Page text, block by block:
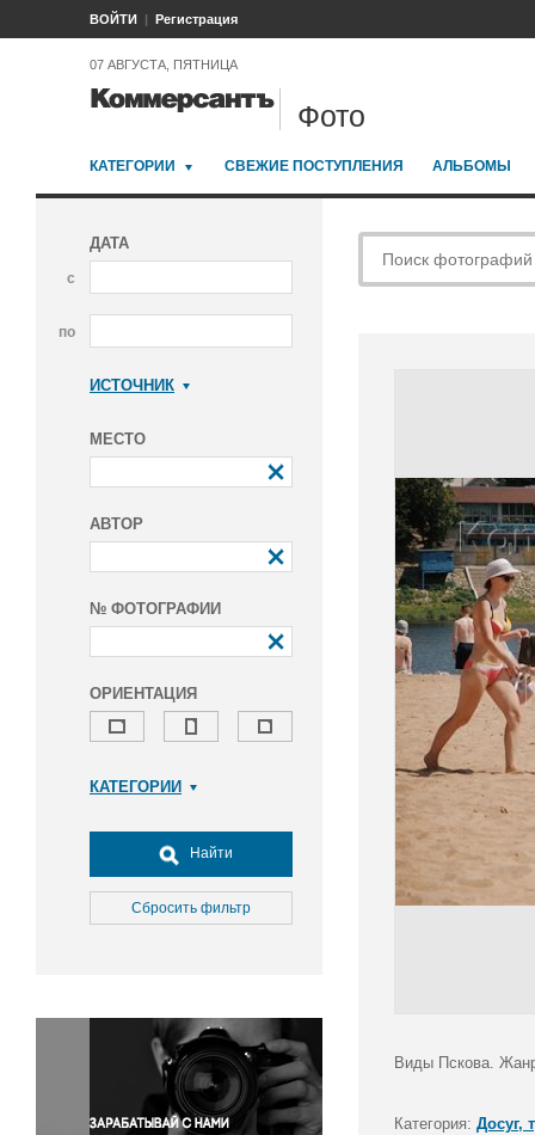
ВОЙТИ Регистрация
07 АВГУСТА, ПЯТНИЦА
Фото
КАТЕГОРИИ СВЕЖИЕ ПОСТУПЛЕНИЯ АЛЬБОМЫ
ДАТА
с
по
ИСТОЧНИК
МЕСТО
АВТОР
№ ФОТОГРАФИИ
ОРИЕНТАЦИЯ
КАТЕГОРИИ
Досуг, туризм и отдых
Культура
Медицина
Окружающая среда
Политика
Правосудие
Происшествия и конфликты
Найти
Сбросить фильтр
Виды Пскова.
Категория: Досуг,